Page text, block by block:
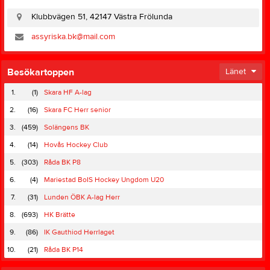
Klubbvägen 51, 42147 Västra Frölunda
assyriska.bk@mail.com
Besökartoppen Länet
1. (1)
Skara HF A-lag
2.
(16)
Skara FC Herr senior
3.
(459)
Solängens BK
4.
(14)
Hovås Hockey Club
5.
(303)
Råda BK P8
6.
(4)
Mariestad BoIS Hockey Ungdom U20
7.
(31)
Lunden ÖBK A-lag Herr
8.
(693)
HK Brätte
9.
(86)
IK Gauthiod Herrlaget
10.
(21) Råda BK P14